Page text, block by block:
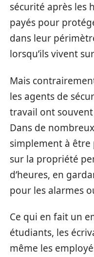
sécurité après les
payés pour
dans leur
lorsqu’ils vivent
Mais
les agents de
travail ont
Dans de
simplement à
sur la propriété
d’heures, en
pour les alarmes
Ce qui en fait un
étudiants, les
même les